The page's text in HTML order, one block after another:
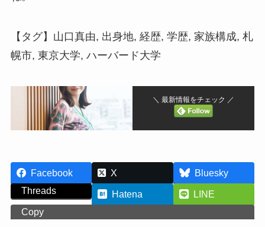
【タグ】山口真由, 出身地, 経歴, 学歴, 家族構成, 札
幌市, 東京大学, ハーバード大学
＼ 最新情報をチェック ／
Facebook X
Bluesky
Threads
Hatena
LINE
Copy